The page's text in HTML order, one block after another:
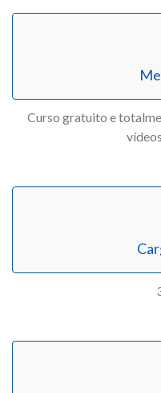
Curso gratuito e